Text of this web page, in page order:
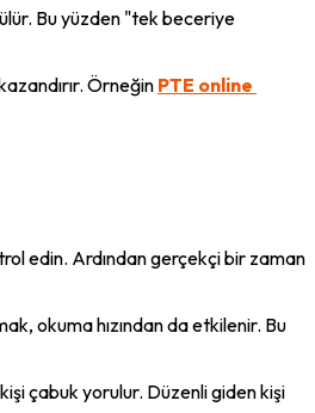
Bu yüzden "tek beceriye
Örneğin PTE online
edin. Ardından gerçekçi bir zaman
okuma hızından da etkilenir. Bu
çabuk yorulur. Düzenli giden kişi